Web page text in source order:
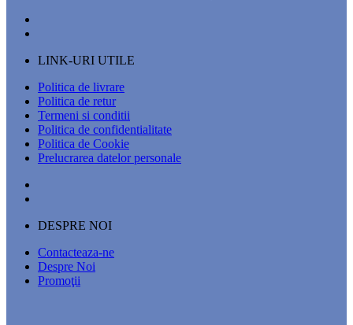
LINK-URI UTILE
Politica de livrare
Politica de retur
Termeni si conditii
Politica de confidentialitate
Politica de Cookie
Prelucrarea datelor personale
DESPRE NOI
Contacteaza-ne
Despre Noi
Promoţii